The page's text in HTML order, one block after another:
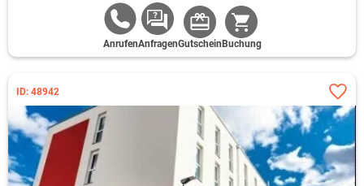
AnrufenAnfragenGutschein Buchung
ID: 48942